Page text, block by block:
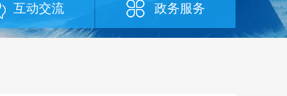
互动交流 政务服务